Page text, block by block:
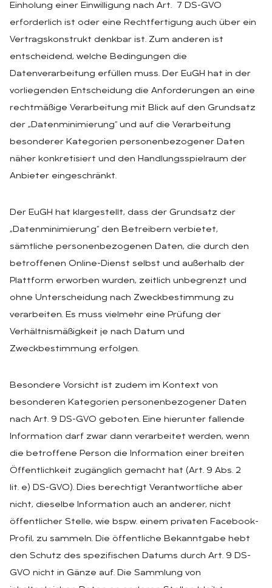
Einholung einer Einwilligung nach Art. 7 DS-GVO
erforderlich ist oder eine Rechtfertigung auch über ein
Vertragskonstrukt denkbar ist. Zum anderen ist
entscheidend, welche Bedingungen die
Datenverarbeitung erfüllen muss. Der EuGH hat in der
vorliegenden Entscheidung die Anforderungen an eine
rechtmäßige Verarbeitung mit Blick auf den Grundsatz
der „Datenminimierung“ und auf die Verarbeitung
besonderer Kategorien personenbezogener Daten
näher konkretisiert und den Handlungsspielraum der
Anbieter eingeschränkt.
Der EuGH hat klargestellt, dass der Grundsatz der
„Datenminimierung“ den Betreibern verbietet,
sämtliche personenbezogenen Daten, die durch den
betroffenen Online-Dienst selbst und außerhalb der
Plattform erworben wurden, zeitlich unbegrenzt und
ohne Unterscheidung nach Zweckbestimmung zu
verarbeiten. Es muss vielmehr eine Prüfung der
Verhältnismäßigkeit je nach Datum und
Zweckbestimmung erfolgen.
Besondere Vorsicht ist zudem im Kontext von
besonderen Kategorien personenbezogener Daten
nach Art. 9 DS-GVO geboten. Eine hierunter fallende
Information darf zwar dann verarbeitet werden, wenn
die betroffene Person die Information einer breiten
Öffentlichkeit zugänglich gemacht hat (Art. 9 Abs. 2
lit. e) DS-GVO). Dies berechtigt Verantwortliche aber
nicht, dieselbe Information auch an anderer, nicht
öffentlicher Stelle, wie bspw. einem privaten Facebook-
Profil, zu sammeln. Die öffentliche Bekanntgabe hebt
den Schutz des spezifischen Datums durch Art. 9 DS-
GVO nicht in Gänze auf. Die Sammlung von